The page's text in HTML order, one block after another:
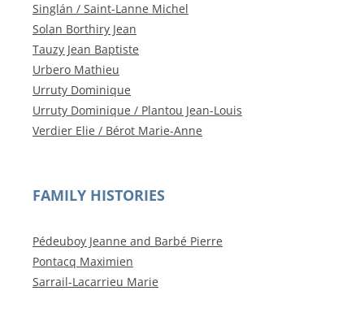
Singlán / Saint-Lanne Michel
Solan Borthiry Jean
Tauzy Jean Baptiste
Urbero Mathieu
Urruty Dominique
Urruty Dominique / Plantou Jean-Louis
Verdier Elie / Bérot Marie-Anne
FAMILY HISTORIES
Pédeuboy Jeanne and Barbé Pierre
Pontacq Maximien
Sarrail-Lacarrieu Marie